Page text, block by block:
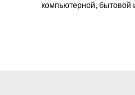
компьютерной, бытовой